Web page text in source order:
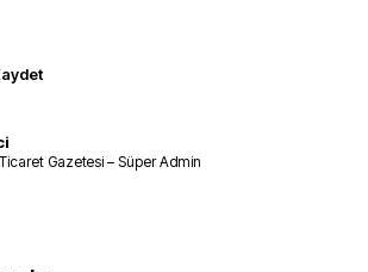
Gazetesi – Süper Admin